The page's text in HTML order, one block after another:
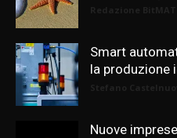
Smart
la produzione
Nuove